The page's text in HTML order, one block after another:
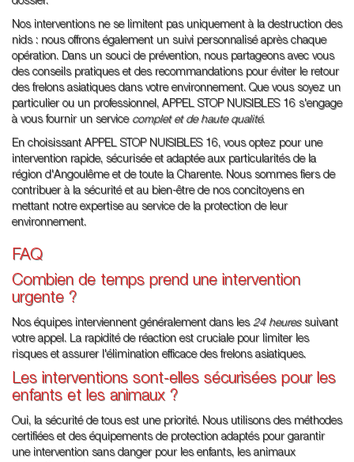
Nos interventions ne se limitent pas uniquement à la destruction des
nids : nous offrons également un suivi personnalisé après chaque
opération. Dans un souci de prévention, nous partageons avec vous
des conseils pratiques et des recommandations pour éviter le retour
des frelons asiatiques dans votre environnement. Que vous soyez un
particulier ou un professionnel, APPEL STOP NUISIBLES 16 s'engage
à vous fournir un service complet et de haute qualité.
En choisissant APPEL STOP NUISIBLES 16, vous optez pour une
intervention rapide, sécurisée et adaptée aux particularités de la
région d'Angoulême et de toute la Charente. Nous sommes fiers de
contribuer à la sécurité et au bien-être de nos concitoyens en
mettant notre expertise au service de la protection de leur
environnement.
FAQ
Combien de temps prend une intervention
urgente ?
Nos équipes interviennent généralement dans les 24 heuressuivant
votre appel. La rapidité de réaction est cruciale pour limiter les
risques et assurer l'élimination efficace des frelons asiatiques.
Les interventions sont-elles sécurisées pour les
enfants et les animaux ?
Oui, la sécurité de tous est une priorité. Nous utilisons des méthodes
certifiées et des équipements de protection adaptés pour garantir
une intervention sans danger pour les enfants, les animaux